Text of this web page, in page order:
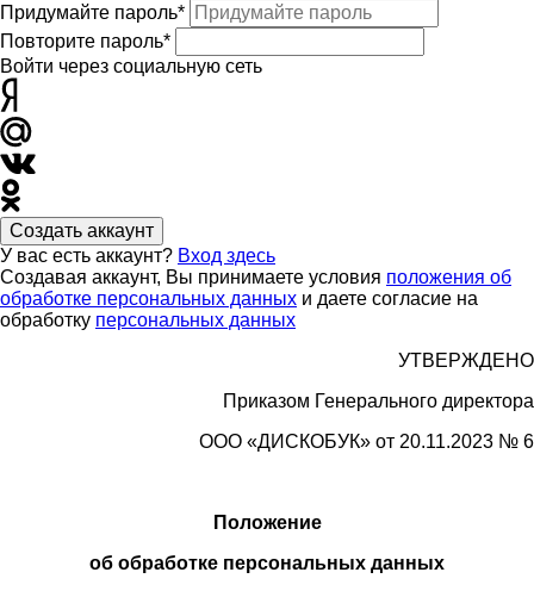
Придумайте пароль*
Повторите пароль*
Войти через социальную сеть
Создать аккаунт
У вас есть аккаунт? Вход здесь
Создавая аккаунт, Вы принимаете условия положения об
обработке персональных данных и даете согласие на
обработку персональных данных
УТВЕРЖДЕНО
Приказом Генерального директора
ООО «ДИСКОБУК» от 20.11.2023 № 6
Положение
об обработке персональных данных